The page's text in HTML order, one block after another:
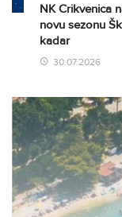
NK Crikvenica
novu sezonu
kadar
30.07.2026